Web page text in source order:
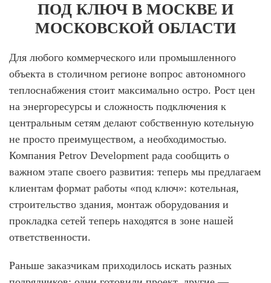
ПОД КЛЮЧ В МОСКВЕ И
МОСКОВСКОЙ ОБЛАСТИ
Для любого коммерческого или промышленного
объекта в столичном регионе вопрос автономного
теплоснабжения стоит максимально остро. Рост цен
на энергоресурсы и сложность подключения к
центральным сетям делают собственную котельную
не просто преимуществом, а необходимостью.
Компания Petrov Development рада сообщить о
важном этапе своего развития: теперь мы предлагаем
клиентам формат работы «под ключ»: котельная,
строительство здания, монтаж оборудования и
прокладка сетей теперь находятся в зоне нашей
ответственности.
Раньше заказчикам приходилось искать разных